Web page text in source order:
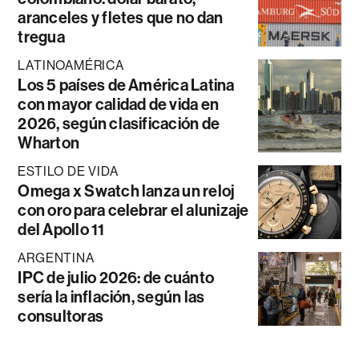
aranceles y fletes que no dan
tregua
LATINOAMÉRICA
Los 5 países de América Latina
con mayor calidad de vida en
2026, según clasificación de
Wharton
ESTILO DE VIDA
Omega x Swatch lanza un reloj
con oro para celebrar el alunizaje
del Apollo 11
ARGENTINA
IPC de julio 2026: de cuánto
sería la inflación, según las
consultoras